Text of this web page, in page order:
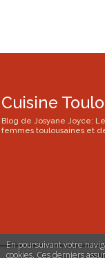
En poursuivant votre
cookies. Ces derniers
Cuisine
Blog de Josyane Joyce:
femmes toulousaines et